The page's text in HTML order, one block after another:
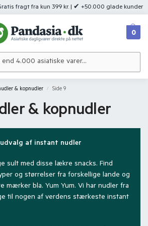
fragt fra kun 399 kr. | ✔ +50.000 glade kunder
0
& kopnudler / Side 9
& kopnudler
af instant nudler
sult med disse lækre snacks. Find
og størrelser fra forskellige lande og
mærker bla. Yum Yum. Vi har nudler fra
til nogen af verdens stærkeste instant